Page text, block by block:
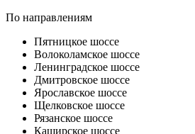
По направлениям
Пятницкое шоссе
Волоколамское шоссе
Ленинградское шоссе
Дмитровское шоссе
Ярославское шоссе
Щелковское шоссе
Рязанское шоссе
Каширское шоссе